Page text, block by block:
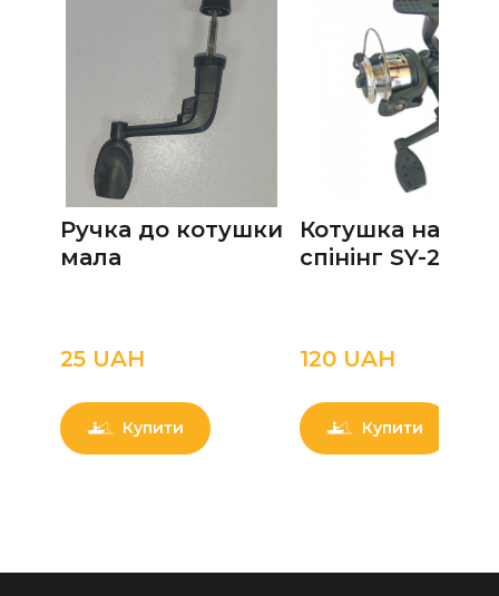
Ручка до котушки
мала
25 UAН
Купити
Котушка на
спінінг SY-200
120 UAН
Купити